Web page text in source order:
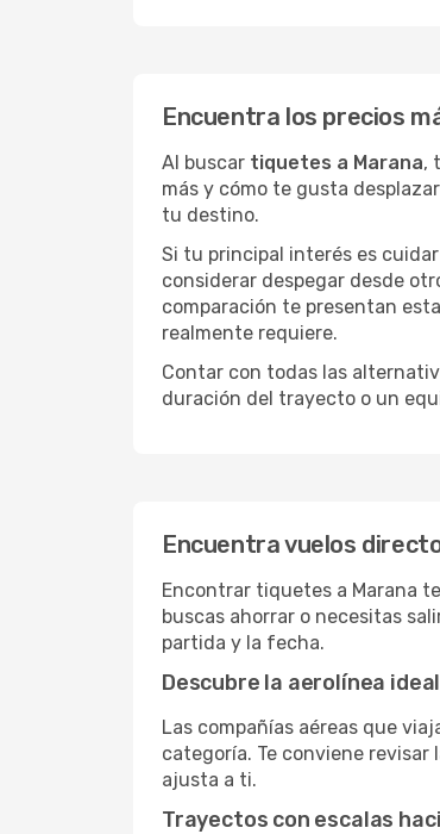
Encuentra los precios
Al buscar tiquetes a Marana,
más y cómo te gusta
tu destino.
Si tu principal interés es
considerar despegar desde
comparación te presentan
realmente requiere.
Contar con todas las
duración del trayecto o un
Encuentra vuelos
Encontrar tiquetes a Marana
buscas ahorrar o necesitas
partida y la fecha.
Descubre la aerolínea
Las compañías aéreas que
categoría. Te conviene revisar
ajusta a ti.
Trayectos con escalas